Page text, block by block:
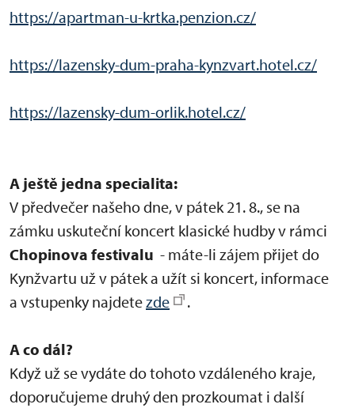
https://apartman-u-krtka.penzion.cz/
https://lazensky-dum-praha-kynzvart.hotel.cz/
https://lazensky-dum-orlik.hotel.cz/
A ještě jedna specialita:
V předvečer našeho dne, v pátek 21. 8., se na
zámku uskuteční koncert klasické hudby v rámci
Chopinova festivalu - máte-li zájem přijet do
Kynžvartu už v pátek a užít si koncert, informace
a vstupenky najdetezde .
A co dál?
Když už se vydáte do tohoto vzdáleného kraje,
doporučujeme druhý den prozkoumat i další